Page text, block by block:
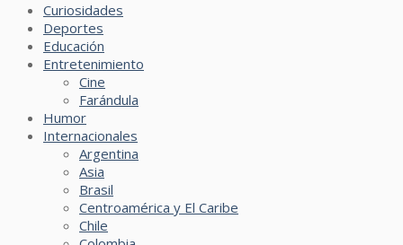
Curiosidades
Deportes
Educación
Entretenimiento
Cine
Farándula
Humor
Internacionales
Argentina
Asia
Brasil
Centroamérica y El Caribe
Chile